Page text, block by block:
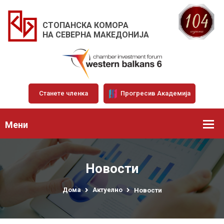
СТОПАНСКА КОМОРА
НА СЕВЕРНА МАКЕДОНИЈА
Станете членка Прогресив Академија
Мени
Новости
Дома Актуелно Новости